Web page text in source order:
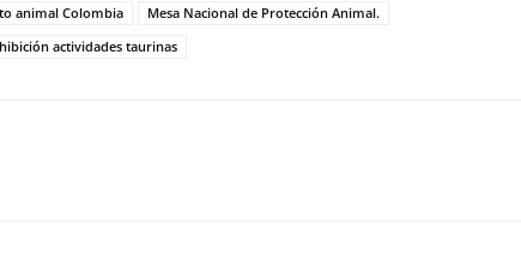
animal Colombia
Mesa Nacional de Protección Animal.
actividades taurinas